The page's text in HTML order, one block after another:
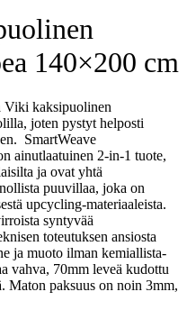
140×200 cm
Viki kaksipuolinen
joten pystyt helposti
SmartWeave
ainutlaatuinen 2-in-1 tuote,
ja ovat yhtä
puuvillaa, joka on
upcycling-materiaaleista.
syntyvää
toteutuksen ansiosta
ja muoto ilman kemiallista-
vahva, 70mm leveä kudottu
Maton paksuus on noin 3mm,